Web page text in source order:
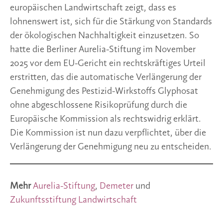
europäischen Landwirtschaft zeigt, dass es
lohnenswert ist, sich für die Stärkung von Standards
der ökologischen Nachhaltigkeit einzusetzen. So
hatte die Berliner Aurelia-Stiftung im November
2025 vor dem EU-Gericht ein rechtskräftiges Urteil
erstritten, das die automatische Verlängerung der
Genehmigung des Pestizid-Wirkstoffs Glyphosat
ohne abgeschlossene Risikoprüfung durch die
Europäische Kommission als rechtswidrig erklärt.
Die Kommission ist nun dazu verpflichtet, über die
Verlängerung der Genehmigung neu zu entscheiden.
MehrAurelia-Stiftung, Demeter und
Zukunftsstiftung Landwirtschaft